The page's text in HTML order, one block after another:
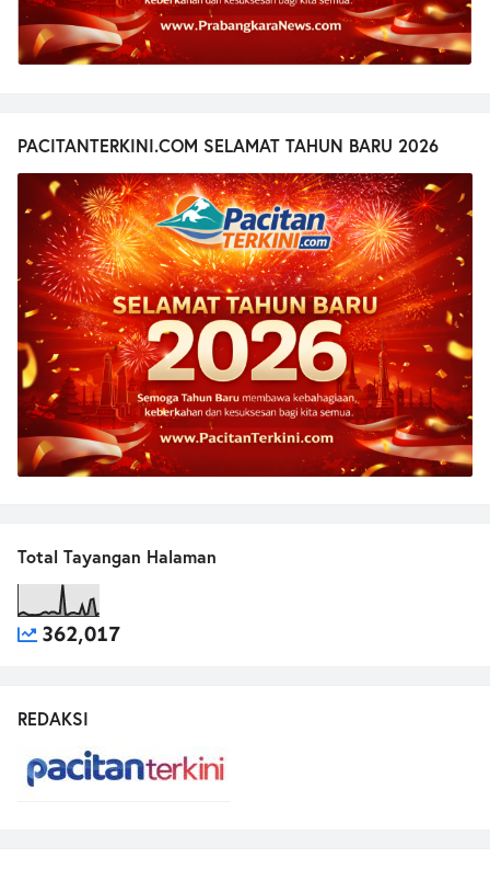
PACITANTERKINI.COM SELAMAT TAHUN BARU 2026
Total Tayangan Halaman
362,017
REDAKSI